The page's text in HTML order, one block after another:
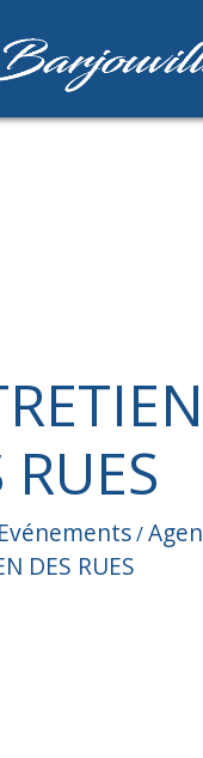
RUES
Evénements/
DES RUES